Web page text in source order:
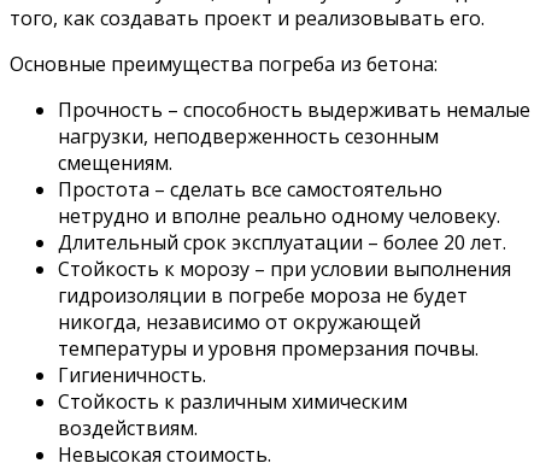
того, как создавать проект и реализовывать его.
Основные преимущества погреба из бетона:
Прочность – способность выдерживать немалые
нагрузки, неподверженность сезонным
смещениям.
Простота – сделать все самостоятельно
нетрудно и вполне реально одному человеку.
Длительный срок эксплуатации – более 20 лет.
Стойкость к морозу – при условии выполнения
гидроизоляции в погребе мороза не будет
никогда, независимо от окружающей
температуры и уровня промерзания почвы.
Гигиеничность.
Стойкость к различным химическим
воздействиям.
Невысокая стоимость.